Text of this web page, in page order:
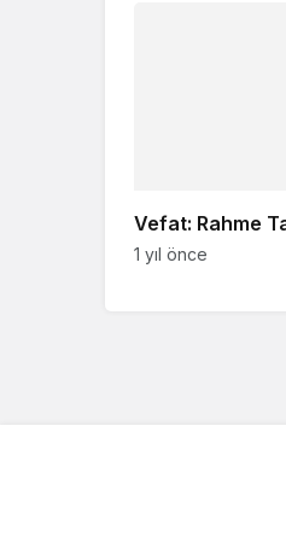
Vefat: Rahme
1 yıl önce